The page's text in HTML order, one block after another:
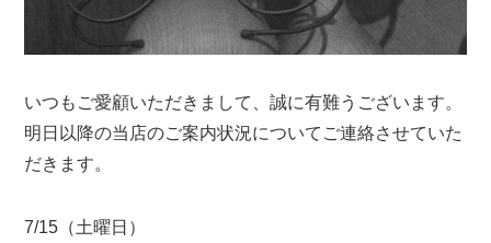
いつもご愛顧いただきまして、誠に有難うございます。
明日以降の当店のご案内状況についてご連絡させていた
だきます。
7/15（土曜日）